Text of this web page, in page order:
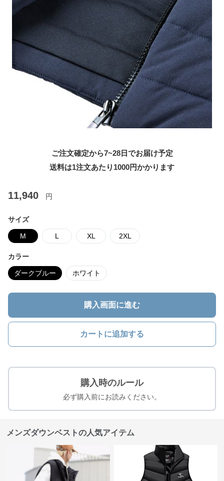
ご注文確定から7~28日でお届け予定
送料は1注文あたり 1000円かかります
11,940 円
サイズ
M L XL 2XL
カラー
ダークブルー ホワイト
購入画面に進む
カートに追加する
購入時のルール
必ず購入前にお読みください。
メンズダウンベストの人気アイテム